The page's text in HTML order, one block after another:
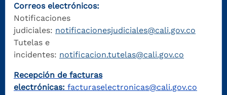
Correos electrónicos:
Notificaciones
judiciales: notificacionesjudiciales@cali.gov.co
Tutelas e
incidentes: notificacion.tutelas@cali.gov.co
Recepción de facturas
electrónicas: facturaselectronicas@cali.gov.co